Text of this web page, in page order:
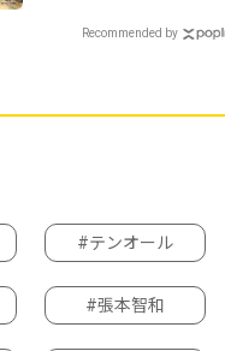
王者として迎える夏
Recommended by
#テンオール
#張本智和